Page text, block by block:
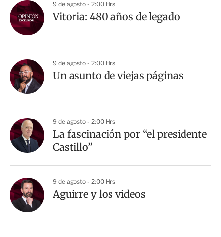
9 de agosto - 2:00 Hrs
Vitoria: 480 años de legado
9 de agosto - 2:00 Hrs
Un asunto de viejas páginas
9 de agosto - 2:00 Hrs
La fascinación por “el presidente
Castillo”
9 de agosto - 2:00 Hrs
Aguirre y los videos